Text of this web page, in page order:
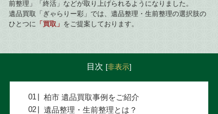
前整理」「終活」などが取り上げられるようになりました。
遺品買取「ぎゃらりー彩」では、遺品整理・生前整理の選択肢の
ひとつに
「買取」 をご提案しております。
目次 [非表示]
柏市 遺品買取事例をご紹介
遺品整理・生前整理とは？